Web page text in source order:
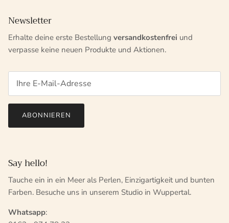
Newsletter
Erhalte deine erste Bestellung versandkostenfrei und
verpasse keine neuen Produkte und Aktionen.
ABONNIEREN
Say hello!
Tauche ein in ein Meer als Perlen, Einzigartigkeit und bunten
Farben. Besuche uns in unserem Studio in Wuppertal.
Whatsapp: